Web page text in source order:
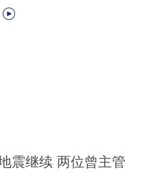
震继续 两位曾主管